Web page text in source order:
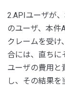
2.APIユーザが
のユーザ、本件
クレームを受け
合には、直ちに
ユーザの費用と
し、その結果を